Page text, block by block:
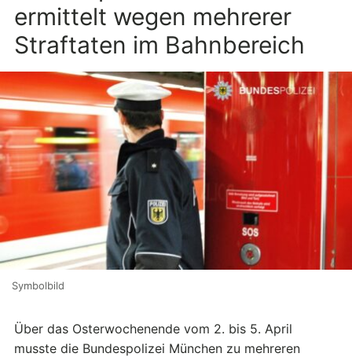
ermittelt wegen mehrerer
Straftaten im Bahnbereich
Symbolbild
Über das Osterwochenende vom 2. bis 5. April
musste die Bundespolizei München zu mehreren